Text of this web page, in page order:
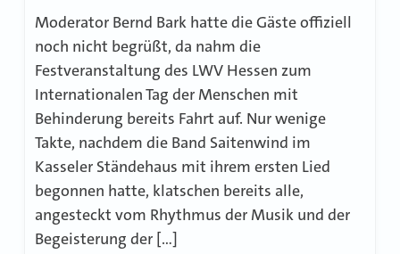
Moderator Bernd Bark hatte die Gäste offiziell
noch nicht begrüßt, da nahm die
Festveranstaltung des LWV Hessen zum
Internationalen Tag der Menschen mit
Behinderung bereits Fahrt auf. Nur wenige
Takte, nachdem die Band Saitenwind im
Kasseler Ständehaus mit ihrem ersten Lied
begonnen hatte, klatschen bereits alle,
angesteckt vom Rhythmus der Musik und der
Begeisterung der […]